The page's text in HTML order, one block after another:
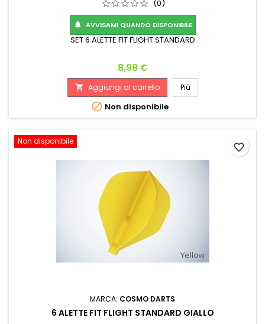
(0)
 AVVISAMI QUANDO DISPONIBILE
SET 6 ALETTE FIT FLIGHT STANDARD
Prezzo
8,98 €
 Aggiungi al carrello Più
 Non disponibile
Non disponibile
MARCA: COSMO DARTS
6 ALETTE FIT FLIGHT STANDARD GIALLO
favorite_border